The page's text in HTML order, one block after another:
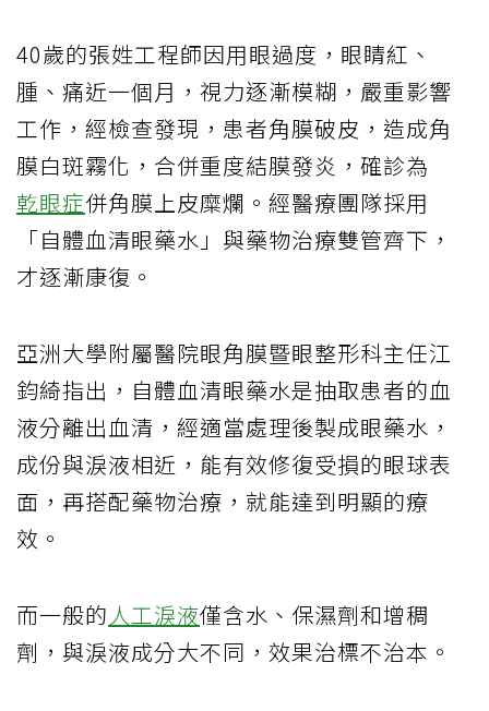
40歲的張姓工程師因用眼過度，眼睛紅、
腫、痛近一個月，視力逐漸模糊，嚴重影響
工作，經檢查發現，患者角膜破皮，造成角
膜白斑霧化，合併重度結膜發炎，確診為
乾眼症併角膜上皮糜爛。經醫療團隊採用
「自體血清眼藥水」與藥物治療雙管齊下，
才逐漸康復。
亞洲大學附屬醫院眼角膜暨眼整形科主任江
鈞綺指出，自體血清眼藥水是抽取患者的血
液分離出血清，經適當處理後製成眼藥水，
成份與淚液相近，能有效修復受損的眼球表
面，再搭配藥物治療，就能達到明顯的療
效。
而一般的人工淚液僅含水、保濕劑和增稠
劑，與淚液成分大不同，效果治標不治本。